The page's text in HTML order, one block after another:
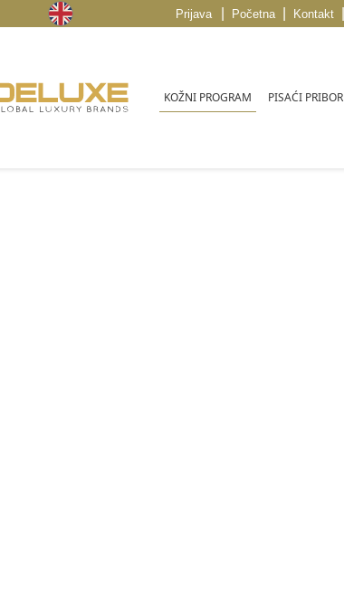
Prijava Početna Kontakt
KOŽNI PROGRAM PISAĆI PRIBOR